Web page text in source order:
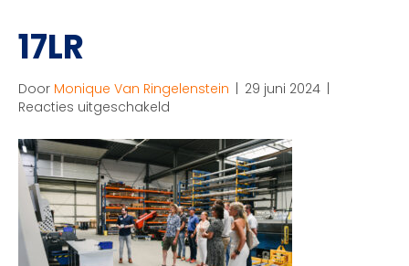
17LR
Door Monique Van Ringelenstein | 29 juni 2024 |
Reacties uitgeschakeld